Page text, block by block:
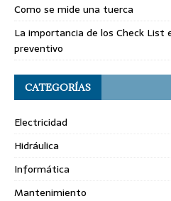
Como se mide una tuerca
La importancia de los Check
preventivo
CATEGORÍAS
Electricidad
Hidráulica
Informática
Mantenimiento